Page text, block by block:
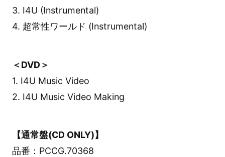
3. I4U (Instrumental)
4. 超常性ワールド (Instrumental)
＜DVD＞
1. I4U Music Video
2. I4U Music Video Making
【通常盤(CD ONLY)】
品番：PCCG.70368